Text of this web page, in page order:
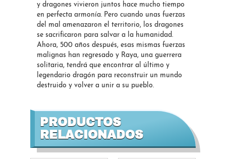
y dragones vivieron juntos hace mucho tiempo
en perfecta armonía. Pero cuando unas fuerzas
del mal amenazaron el territorio, los dragones
se sacrificaron para salvar a la humanidad.
Ahora, 500 años después, esas mismas fuerzas
malignas han regresado y Raya, una guerrera
solitaria, tendrá que encontrar al último y
legendario dragón para reconstruir un mundo
destruido y volver a unir a su pueblo.
PRODUCTOS
RELACIONADOS